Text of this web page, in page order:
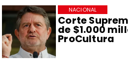
Corte
de $1.000
ProCultura
NACIONAL